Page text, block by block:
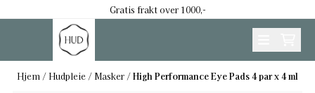
Gratis frakt over 1000,-
Hjem /Hudpleie /Masker /High Performance Eye Pads 4 par x 4 ml